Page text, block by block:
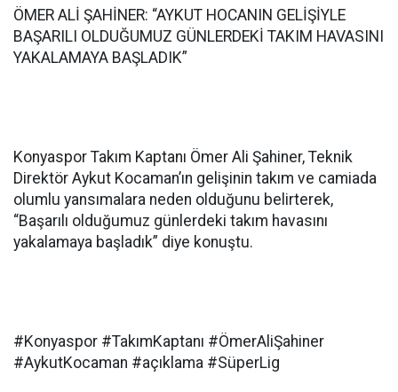
ÖMER ALİ ŞAHİNER: “AYKUT HOCANIN GELİŞİYLE
BAŞARILI OLDUĞUMUZ GÜNLERDEKİ TAKIM HAVASINI
YAKALAMAYA BAŞLADIK”
Konyaspor Takım Kaptanı Ömer Ali Şahiner, Teknik
Direktör Aykut Kocaman’ın gelişinin takım ve camiada
olumlu yansımalara neden olduğunu belirterek,
“Başarılı olduğumuz günlerdeki takım havasını
yakalamaya başladık” diye konuştu.
#Konyaspor #TakımKaptanı #ÖmerAliŞahiner
#AykutKocaman #açıklama #SüperLig